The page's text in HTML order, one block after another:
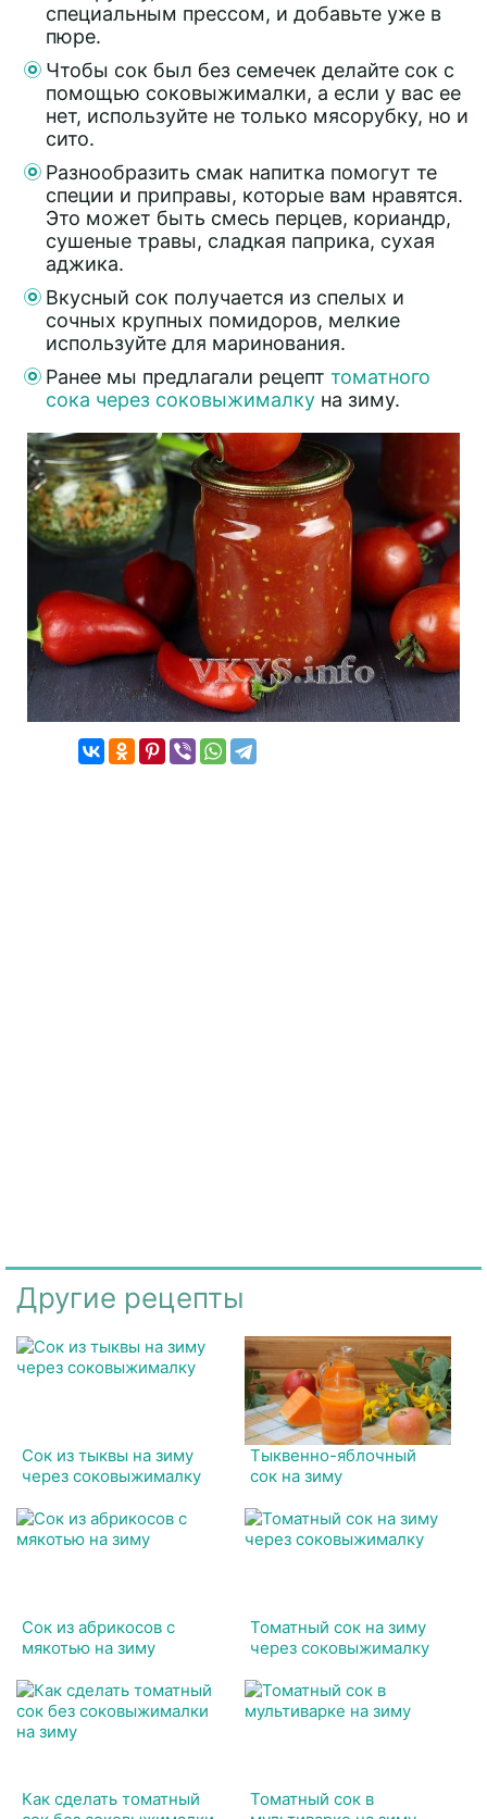
специальным прессом, и добавьте уже в
пюре.
Чтобы сок был без семечек делайте сок с
помощью соковыжималки, а если у вас ее
нет, используйте не только мясорубку, но и
сито.
Разнообразить смак напитка помогут те
специи и приправы, которые вам нравятся.
Это может быть смесь перцев, кориандр,
сушеные травы, сладкая паприка, сухая
аджика.
Вкусный сок получается из спелых и
сочных крупных помидоров, мелкие
используйте для маринования.
Ранее мы предлагали рецепт томатного
сока через соковыжималку на зиму.
Другие рецепты
Сок из тыквы на зиму
через соковыжималку
Тыквенно-яблочный
сок на зиму
Сок из абрикосов с
мякотью на зиму
Томатный сок на зиму
через соковыжималку
Как сделать томатный
Томатный сок в